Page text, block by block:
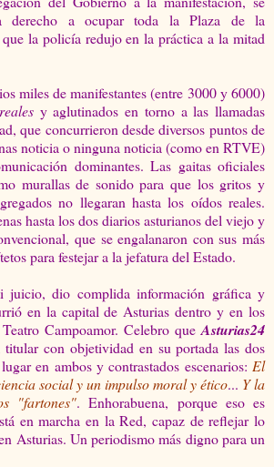
derecho a ocupar toda la Plaza de la
la policía redujo en la práctica a la mitad
miles de manifestantes (entre 3000 y 6000)
y aglutinados en torno a las llamadas
que concurrieron desde diversos puntos de
noticia o ninguna noticia (como en RTVE)
dominantes. Las gaitas oficiales
murallas de sonido para que los gritos y
no llegaran hasta los oídos reales.
hasta los dos diarios asturianos del viejo y
que se engalanaron con sus más
para festejar a la jefatura del Estado.
juicio, dio complida información gráfica y
en la capital de Asturias dentro y en los
Campoamor. Celebro que Asturias24
titular con objetividad en su portada las dos
en ambos y contrastados escenarios: El
social y un impulso moral y ético... Y la
"fartones". Enhorabuena, porque eso es
en marcha en la Red, capaz de reflejar lo
Asturias. Un periodismo más digno para un